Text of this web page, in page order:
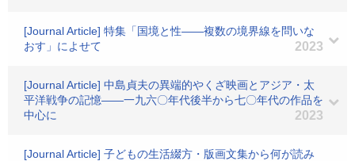
[Journal Article] 特集「国境と性――複数の境界線を問いな
おす」によせて
2023
[Journal Article] 中島貞夫の異端的やくざ映画とアジア・太
平洋戦争の記憶――一九六〇年代後半から七〇年代の作品を
中心に
2023
[Journal Article] 子どもの生活綴方・版画文集から何が読み